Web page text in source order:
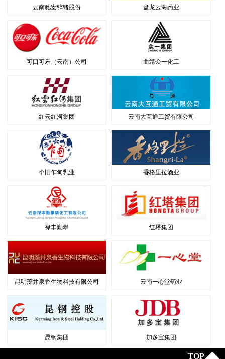
云南驰宏锌锗股份 盘龙云海药业
可口可乐（云南）公司 曲靖众一化工
红云红河集团 云南大互通工贸有限公司
个旧乍甸乳业 香格里拉酒业
禄丰勤攀 红塔集团
昆明藻井泉香生物科技有限公司 云南一心堂药业
昆钢集团 加多宝集团
TOP